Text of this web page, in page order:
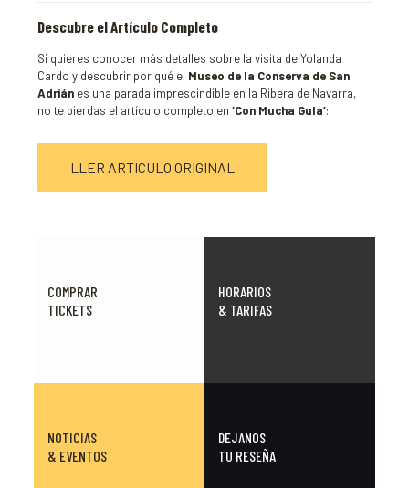
COMPRAR
TICKETS
HORARIOS
& TARIFAS
NOTICIAS
& EVENTOS
DEJANOS
TU RESEÑA
Descubre el Artículo Completo
Si quieres conocer más detalles sobre la visita de Yolanda
Cardo y descubrir por qué el Museo de la Conserva de San
Adriánes una parada imprescindible en la Ribera de Navarra,
no te pierdas el artículo completo en ‘Con Mucha Gula’:
LLER ARTICULO ORIGINAL